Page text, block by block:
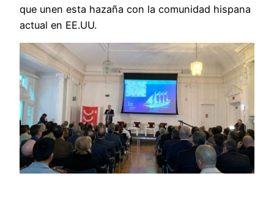
que unen esta hazaña con la comunidad hispana
actual en EE.UU.